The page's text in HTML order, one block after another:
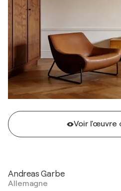
Voir l'œuvre
Andreas Garbe
Allemagne